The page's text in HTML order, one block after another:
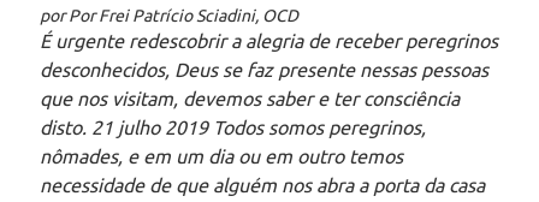
por Por Frei Patrício Sciadini, OCD
É urgente redescobrir a alegria de receber peregrinos
desconhecidos, Deus se faz presente nessas pessoas
que nos visitam, devemos saber e ter consciência
disto. 21 julho 2019 Todos somos peregrinos,
nômades, e em um dia ou em outro temos
necessidade de que alguém nos abra a porta da casa